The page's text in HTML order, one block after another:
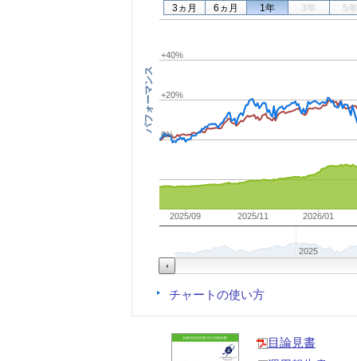
パフォーマンス
2025/09 2025/11 2026/01
2025
0%
+20%
+40%
3ヵ月 6ヵ月 1年 3年 5年
チャートの使い方
目論見書